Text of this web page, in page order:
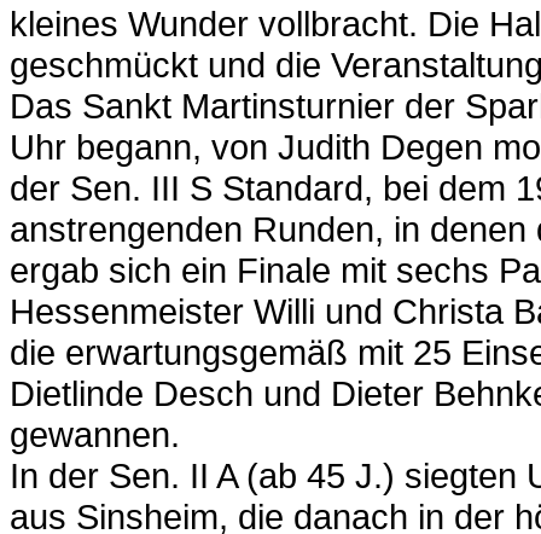
kleines Wunder vollbracht. Die
geschmückt und die
Das Sankt Martinsturnier der
Uhr begann, von Judith Degen
der Sen. III S Standard, bei dem
anstrengenden Runden, in
ergab sich ein Finale mit sechs
Hessenmeister Willi und Christa
die erwartungsgemäß mit 25
Dietlinde Desch und Dieter
gewannen.
In der Sen. II A (ab 45 J.) siegten
aus Sinsheim, die danach in der